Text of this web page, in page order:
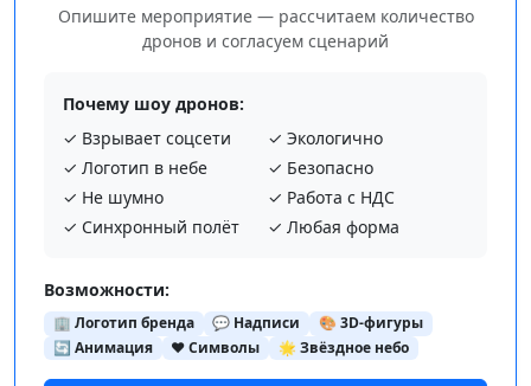
Опишите мероприятие — рассчитаем количество
дронов и согласуем сценарий
Почему шоу дронов:
✓ Взрывает соцсети
✓ Экологично
✓ Логотип в небе
✓ Безопасно
✓ Не шумно
✓ Работа с НДС
✓ Синхронный полёт
✓ Любая форма
Возможности:
🏢 Логотип бренда 💬 Надписи
🎨 3D-фигуры
🔄 Анимация
❤️ Символы 🌟 Звёздное небо